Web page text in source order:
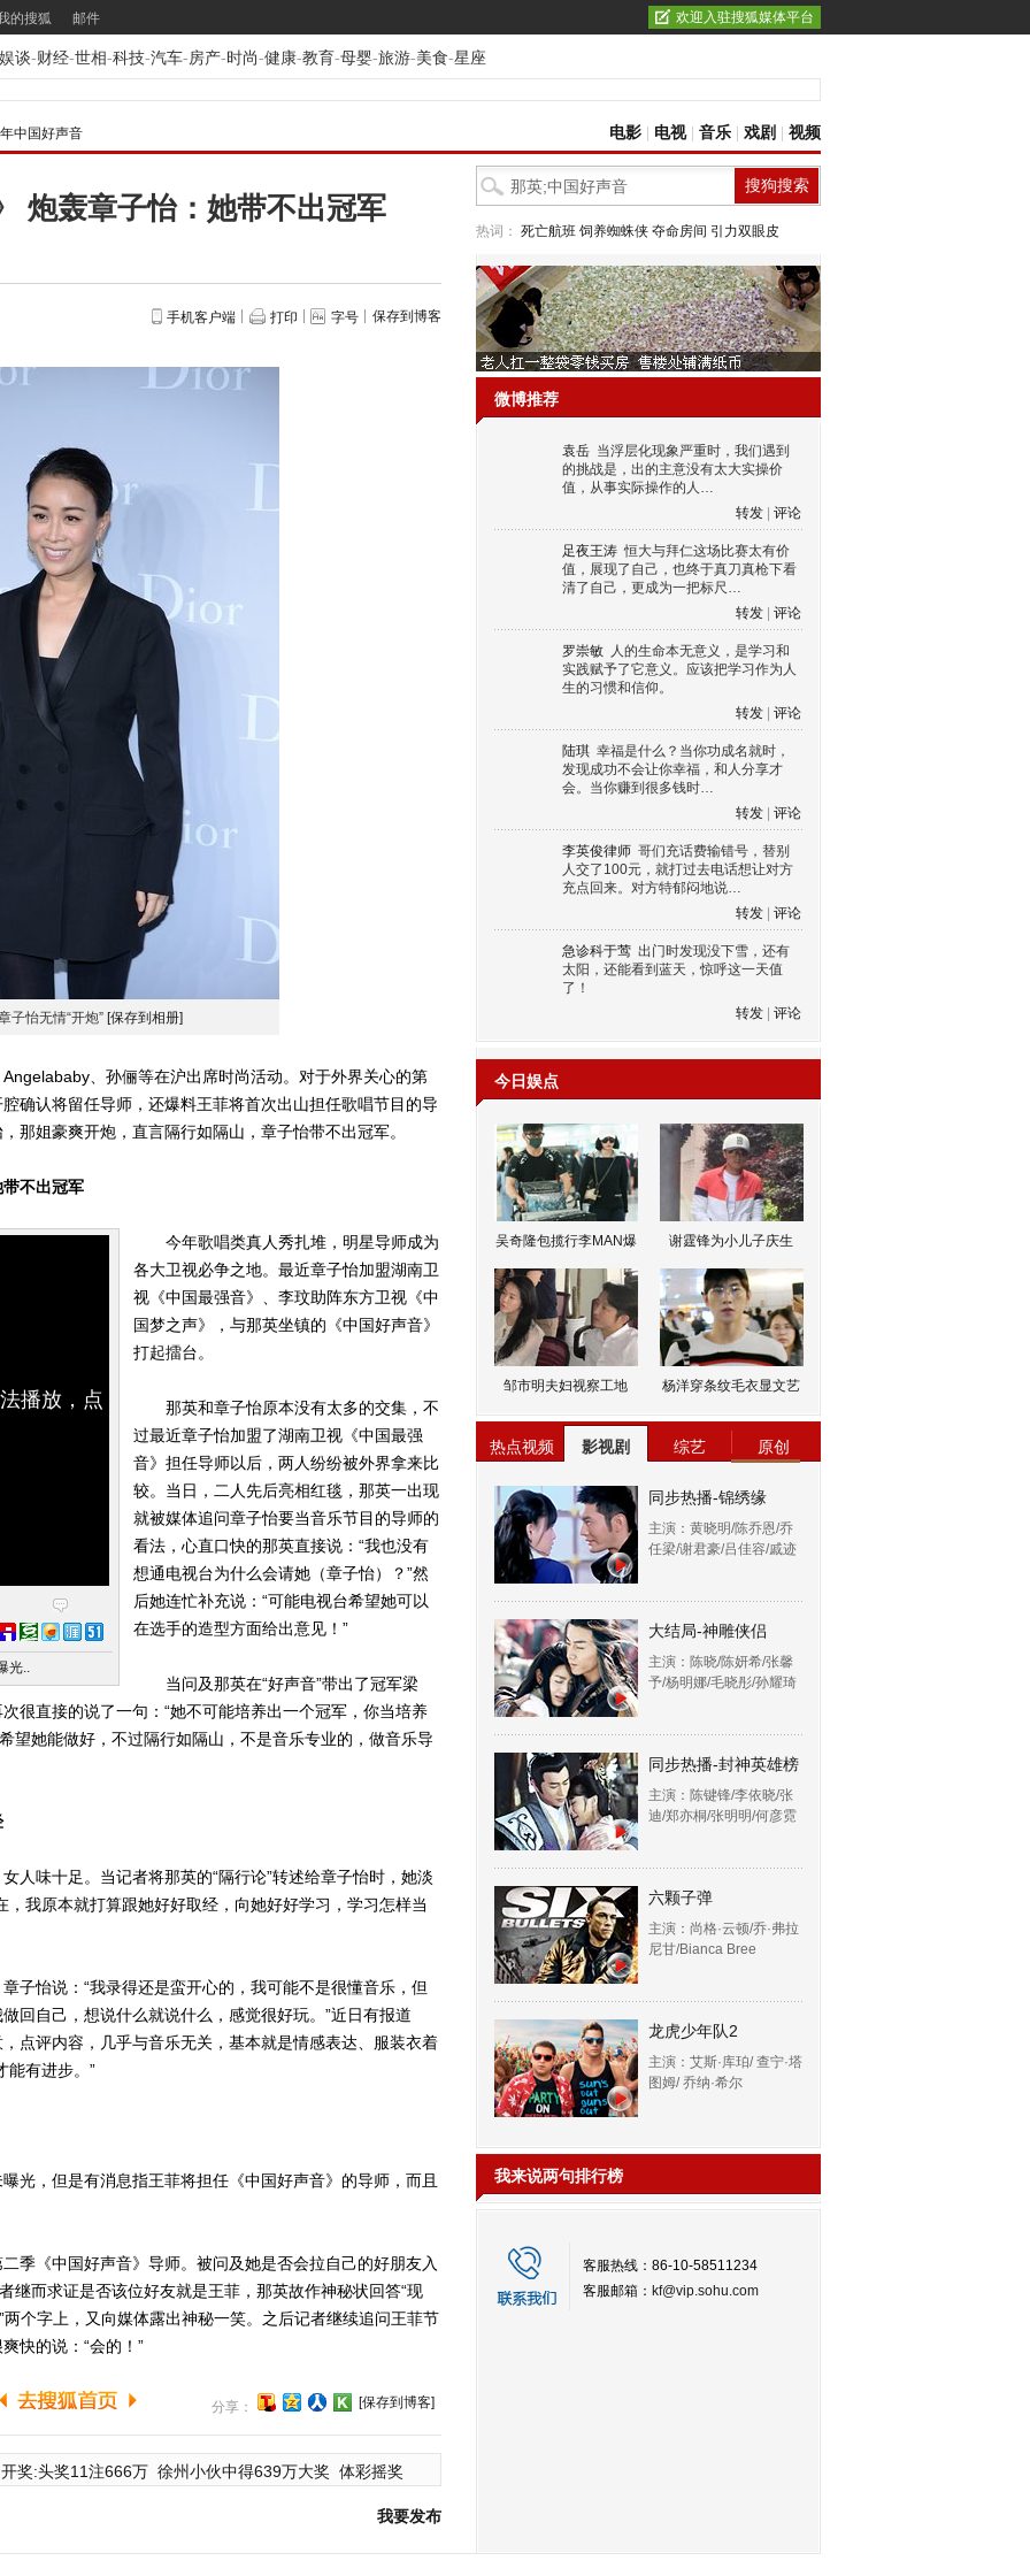
的搜狐 邮件 欢迎入驻搜狐媒体平台
娱谈-财经-世相-科技-汽车-房产-时尚-健康-教育-母婴-旅游-美食-星座
中国好声音 电影 电视| 音乐 戏剧 视频
炮轰章子怡：她带不出冠军
手机客户端 打印 字号 保存到博客
子怡无情“开炮” [保存到相册]
、孙俪等在沪出席时尚活动。对于外界关心的第
确认将留任导师，还爆料王菲将首次出山担任歌唱节目的导
那姐豪爽开炮，直言隔行如隔山，章子怡带不出冠军。
不出冠军
播放，点
光..
今年歌唱类真人秀扎堆，明星导师成为
各大卫视必争之地。最近章子怡加盟湖南卫
视《中国最强音》、李玟助阵东方卫视《中
国梦之声》，与那英坐镇的《中国好声音》
打起擂台。
那英和章子怡原本没有太多的交集，不
过最近章子怡加盟了湖南卫视《中国最强
音》担任导师以后，两人纷纷被外界拿来比
较。当日，二人先后亮相红毯，那英一出现
就被媒体追问章子怡要当音乐节目的导师的
看法，心直口快的那英直接说：“我也没有
想通电视台为什么会请她（章子怡）？”然
后她连忙补充说：“可能电视台希望她可以
在选手的造型方面给出意见！”
当问及那英在“好声音”带出了冠军梁
很直接的说了一句：“她不可能培养出一个冠军，你当培养
望她能做好，不过隔行如隔山，不是音乐专业的，做音乐导
味十足。当记者将那英的“隔行论”转述给章子怡时，她淡
我原本就打算跟她好好取经，向她好好学习，学习怎样当
怡说：“我录得还是蛮开心的，我可能不是很懂音乐，但
回自己，想说什么就说什么，感觉很好玩。”近日有报道
点评内容，几乎与音乐无关，基本就是情感表达、服装衣着
能有进步。”
，但是有消息指王菲将担任《中国好声音》的导师，而且
《中国好声音》导师。被问及她是否会拉自己的好朋友入
继而求证是否该位好友就是王菲，那英故作神秘状回答“现
个字上，又向媒体露出神秘一笑。之后记者继续追问王菲节
快的说：“会的！”
分享： [保存到博客]
奖:头奖11注666万 徐州小伙中得639万大奖 体彩摇奖
我要发布
热词： 死亡航班 饲养蜘蛛侠 夺命房间 引力双眼皮
微博推荐
袁岳 当浮层化现象严重时，我们遇到
的挑战是，出的主意没有太大实操价
值，从事实际操作的人…
转发
评论
足夜王涛 恒大与拜仁这场比赛太有价
值，展现了自己，也终于真刀真枪下看
清了自己，更成为一把标尺…
转发
评论
罗崇敏 人的生命本无意义，是学习和
实践赋予了它意义。应该把学习作为人
生的习惯和信仰。
转发
评论
陆琪 幸福是什么？当你功成名就时，
发现成功不会让你幸福，和人分享才
会。当你赚到很多钱时…
转发
评论
李英俊律师 哥们充话费输错号，替别
人交了100元，就打过去电话想让对方
充点回来。对方特郁闷地说…
转发
评论
急诊科于莺 出门时发现没下雪，还有
太阳，还能看到蓝天，惊呼这一天值
了！
转发
评论
今日娱点
吴奇隆包揽行李MAN爆 谢霆锋为小儿子庆生
邹市明夫妇视察工地 杨洋穿条纹毛衣显文艺
热点视频 影视剧 综艺 原创
同步热播-锦绣缘
主演：黄晓明/陈乔恩/乔
任梁/谢君豪/吕佳容/戚迹
大结局-神雕侠侣
主演：陈晓/陈妍希/张馨
予/杨明娜/毛晓彤/孙耀琦
同步热播-封神英雄榜
主演：陈键锋/李依晓/张
迪/郑亦桐/张明明/何彦霓
六颗子弹
主演：尚格·云顿/乔·弗拉
尼甘/Bianca Bree
龙虎少年队2
主演：艾斯·库珀/ 查宁·塔
图姆/ 乔纳·希尔
我来说两句排行榜
客服热线：86-10-58511234
客服邮箱： kf@vip.sohu.com